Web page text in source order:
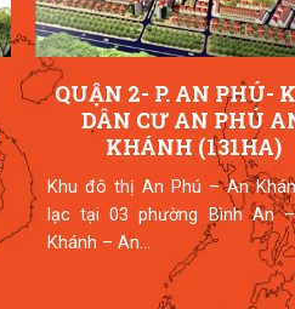
QUẬN 2- P. AN PHÚ-
DÂN CƯ AN PHÚ
KHÁNH (131HA)
Khu đô thị An Phú – An
lạc tại 03 phường Bình An
Khánh – An...